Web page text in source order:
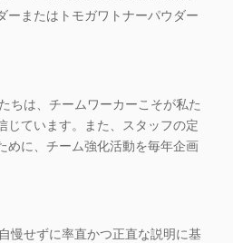
ーまたはトモガワトナーパウダー
ちは、チームワーカーこそが私た
じています。また、スタッフの定
めに、チーム強化活動を毎年企画
慢せずに率直かつ正直な説明に基